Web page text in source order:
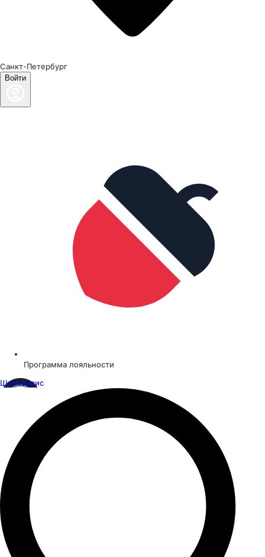
Санкт-Петербург
Войти
Программа лояльности
Шинсервис